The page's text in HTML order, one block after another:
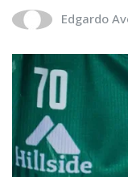
Edgardo